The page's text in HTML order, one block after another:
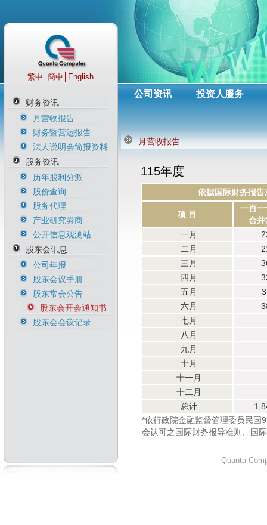
繁中 簡中 English
财务资讯
月营收报告
财务暨营运报告
法人说明会简报资料
股务资讯
历年股利分派
股价查询
股务代理
产业研究劵商
公开信息观测站
股东会讯息
公司年报
股东会议手册
股东常会公告
股东会开会通知书
股东会会议记录
公司资讯 投资人服务
月营收报告
115年度
依据国际财务报
项 目
一百一
合并
一月
二月
三月
四月
五月
六月
七月
八月
九月
十月
十一月
十二月
总计
*依行政院金融监督管理委员民国
会认可之国际财务报导准则、国
Quanta